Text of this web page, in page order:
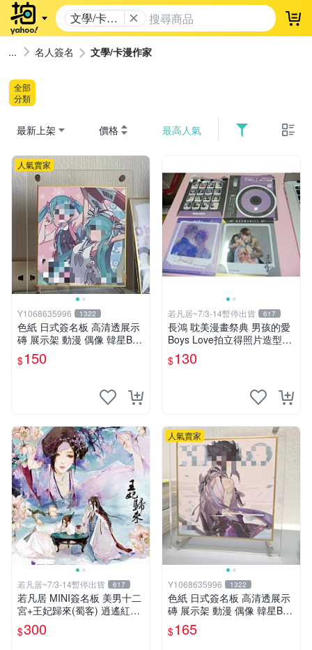
文學/卡漫
作家
登
名人簽名 文學/卡漫作家
全部
分類
最新上架 價格 最高人氣
人氣賣家
Y1068635996 1322
色紙 日式簽名板 高清透展示
磚 展示架 動漫 偶像 韓星BT
S hololive 中號 凹槽150*150
mm
$150
若凡居~7/3-14暫停出貨 617
長鴻 耽美漫畫祭典 男孩的愛
Boys Love拍立得照片造型透
卡 第二彈 超值星期五的sex +
劇毒甜心
$130
若凡居~7/3-14暫停出貨 617
若凡居 MINI簽名板 美男十二
宮+王妃歸來(蜀客) 逍遙紅塵
&貓君笑豬&何何舞 親筆簽名
簽名板
$300
人氣賣家
Y1068635996 1322
色紙 日式簽名板 高清透展示
磚 展示架 動漫 偶像 韓星BT
S hololive 大號 凹槽182*202
mm
$165